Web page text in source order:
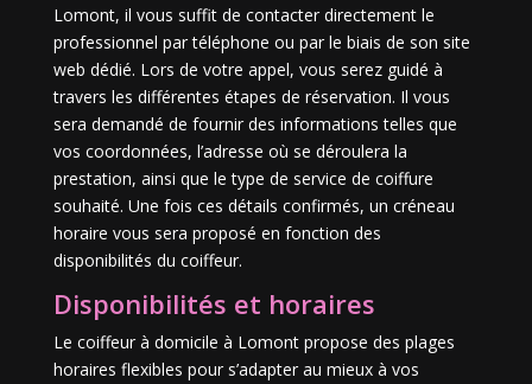
Lomont, il vous suffit de contacter directement le
professionnel par téléphone ou par le biais de son site
web dédié. Lors de votre appel, vous serez guidé à
travers les différentes étapes de réservation. Il vous
sera demandé de fournir des informations telles que
vos coordonnées, l’adresse où se déroulera la
prestation, ainsi que le type de service de coiffure
souhaité. Une fois ces détails confirmés, un créneau
horaire vous sera proposé en fonction des
disponibilités du coiffeur.
Disponibilités et horaires
Le coiffeur à domicile à Lomont propose des plages
horaires flexibles pour s’adapter au mieux à vos